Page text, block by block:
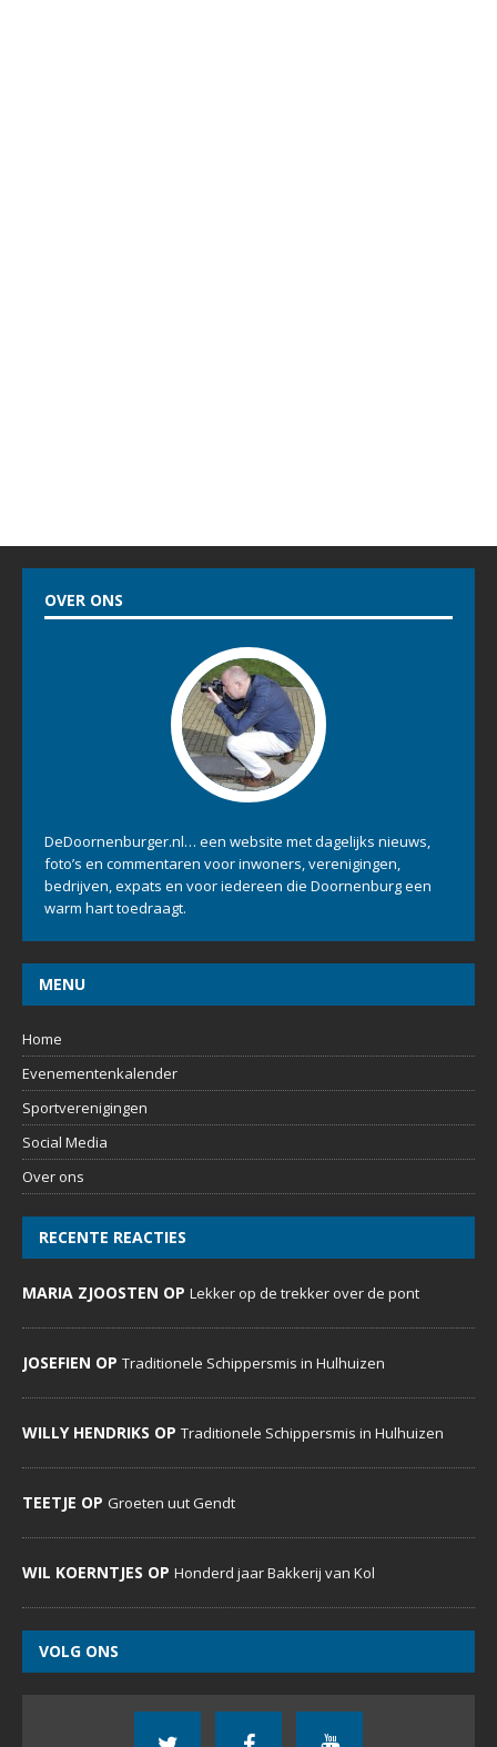
OVER ONS
DeDoornenburger.nl… een website met dagelijks nieuws,
foto’s en commentaren voor inwoners, verenigingen,
bedrijven, expats en voor iedereen die Doornenburg een
warm hart toedraagt.
MENU
Home
Evenementenkalender
Sportverenigingen
Social Media
Over ons
RECENTE REACTIES
MARIA ZJOOSTEN OP Lekker op de trekker over de pont
JOSEFIEN OP Traditionele Schippersmis in Hulhuizen
WILLY HENDRIKS OP Traditionele Schippersmis in Hulhuizen
TEETJE OP Groeten uut Gendt
WIL KOERNTJES OP Honderd jaar Bakkerij van Kol
VOLG ONS